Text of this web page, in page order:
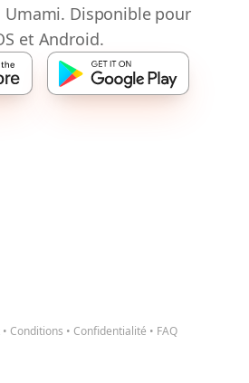
Umami. Disponible pour
et Android.
• Conditions • Confidentialité • FAQ